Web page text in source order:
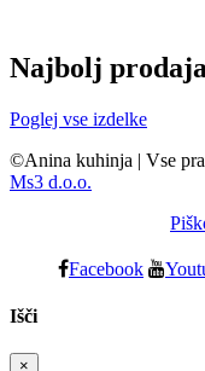
Najbolj
Poglej vse izdelke
©Anina kuhinja | Vse
Ms3 d.o.o.
Facebook
Išči
×